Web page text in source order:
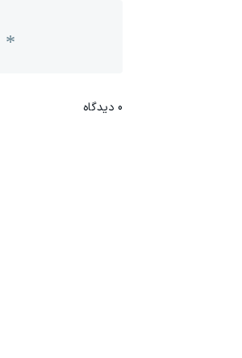
0 دیدگاه